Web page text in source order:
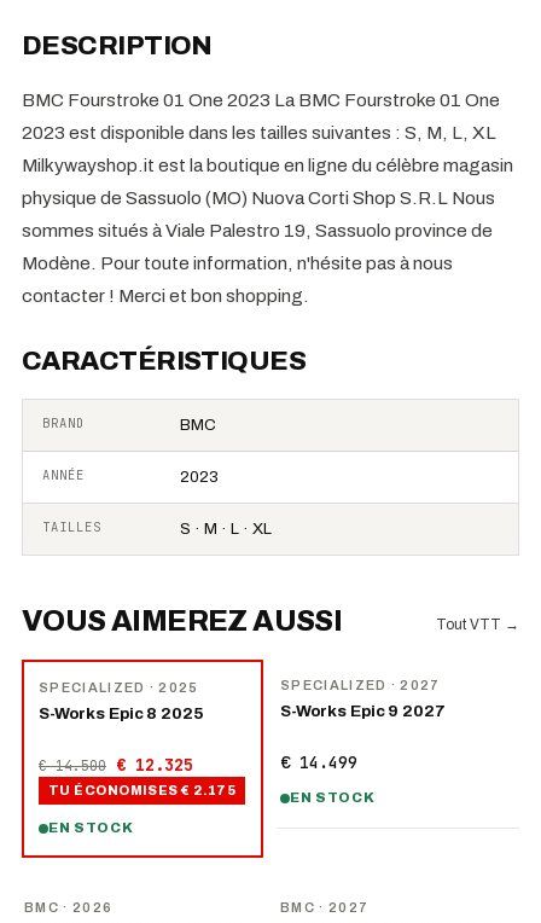
DESCRIPTION
BMC Fourstroke 01 One 2023 La BMC Fourstroke 01 One
2023 est disponible dans les tailles suivantes : S, M, L, XL
Milkywayshop.it est la boutique en ligne du célèbre magasin
physique de Sassuolo (MO) Nuova Corti Shop S.R.L Nous
sommes situés à Viale Palestro 19, Sassuolo province de
Modène. Pour toute information, n'hésite pas à nous
contacter ! Merci et bon shopping.
CARACTÉRISTIQUES
BRAND BMC
ANNÉE 2023
TAILLES S · M · L · XL
VOUS AIMEREZ AUSSI Tout VTT →
SPECIALIZED · 2025
S-Works Epic 8 2025
€ 14.500 € 12.325
TU ÉCONOMISES € 2.175
EN STOCK
SPECIALIZED · 2027
S-Works Epic 9 2027
€ 14.499
EN STOCK
BMC · 2026 BMC · 2027